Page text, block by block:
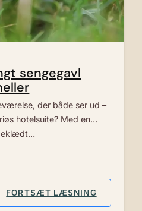
sengegavl
der både ser ud –
hotelsuite? Med en
FORTSÆT LÆSNING: BYG EN